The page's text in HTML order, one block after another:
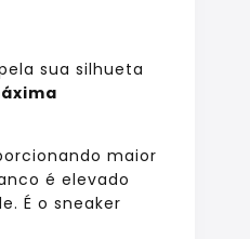
sua silhueta
maior
é elevado
É o sneaker